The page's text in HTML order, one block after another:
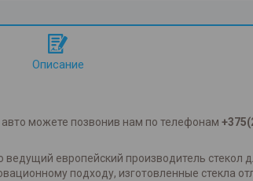
Описание
можете позвонив нам по телефонам
ведущий европейский производитель
подходу, изготовленные стекла